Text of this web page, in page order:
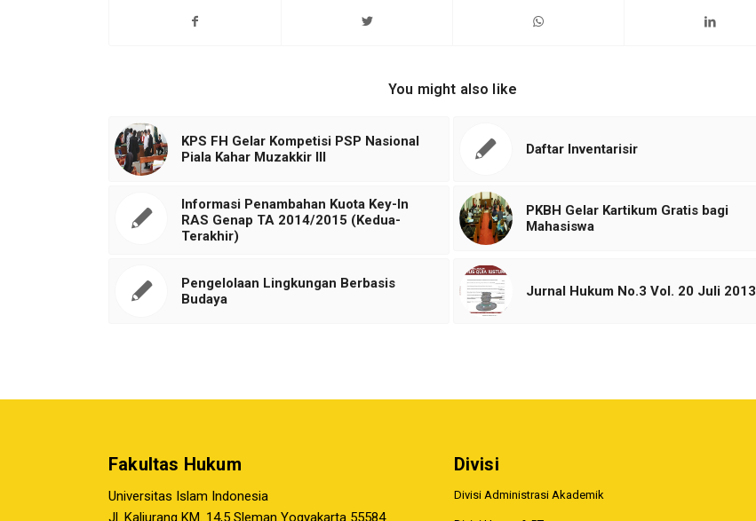
You might also like
KPS FH Gelar Kompetisi PSP Nasional
Piala Kahar Muzakkir III
Daftar Inventarisir
Informasi Penambahan Kuota Key-In
RAS Genap TA 2014/2015 (Kedua-
Terakhir)
PKBH Gelar Kartikum Gratis bagi
Mahasiswa
Pengelolaan Lingkungan Berbasis
Budaya
Jurnal Hukum No.3 Vol. 20 Juli 2013
Fakultas Hukum
Universitas Islam Indonesia
Jl. Kaliurang KM. 14,5 Sleman Yogyakarta 55584
Divisi
Divisi Administrasi Akademik